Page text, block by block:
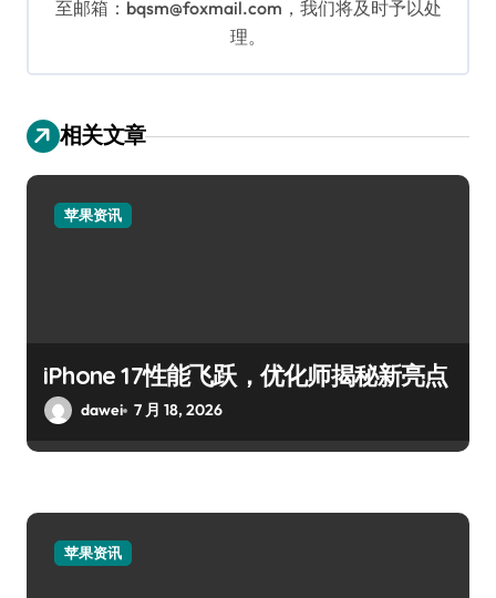
至邮箱：bqsm@foxmail.com，我们将及时予以处
理。
相关文章
苹果资讯
iPhone 17性能飞跃，优化师揭秘新亮点
dawei 7 月 18, 2026
苹果资讯